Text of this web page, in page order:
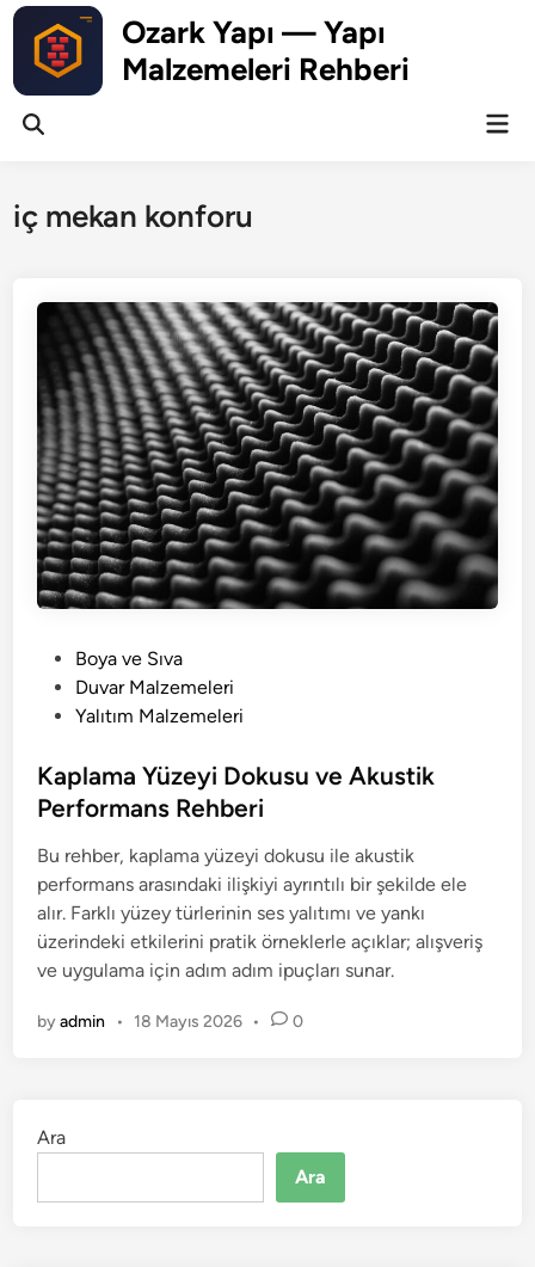
Skip
content
Ozark Yapı — Yapı
Malzemeleri Rehberi
Open
iç mekan konforu
e
d
n
Boya ve Sıva
Duvar Malzemeleri
Yalıtım Malzemeleri
Kaplama Yüzeyi Dokusu ve Akustik
Performans Rehberi
Bu rehber, kaplama yüzeyi dokusu ile akustik
performans arasındaki ilişkiyi ayrıntılı bir şekilde ele
alır. Farklı yüzey türlerinin ses yalıtımı ve yankı
üzerindeki etkilerini pratik örneklerle açıklar; alışveriş
ve uygulama için adım adım ipuçları sunar.
byadmin • 18 Mayıs 2026 • 0
Ara
Ara